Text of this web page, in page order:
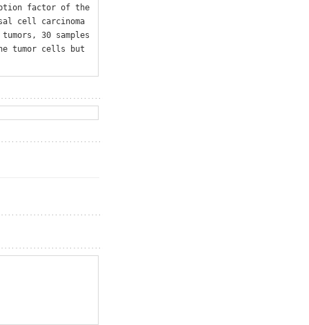
factor of the
cell carcinoma
30 samples
tumor cells but